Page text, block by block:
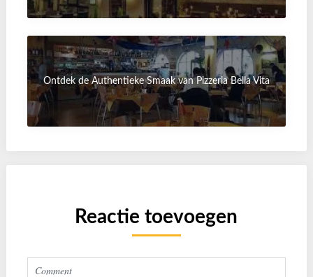
Ontdek de Authentieke Smaak van Pizzeria Bella Vita
Reactie toevoegen